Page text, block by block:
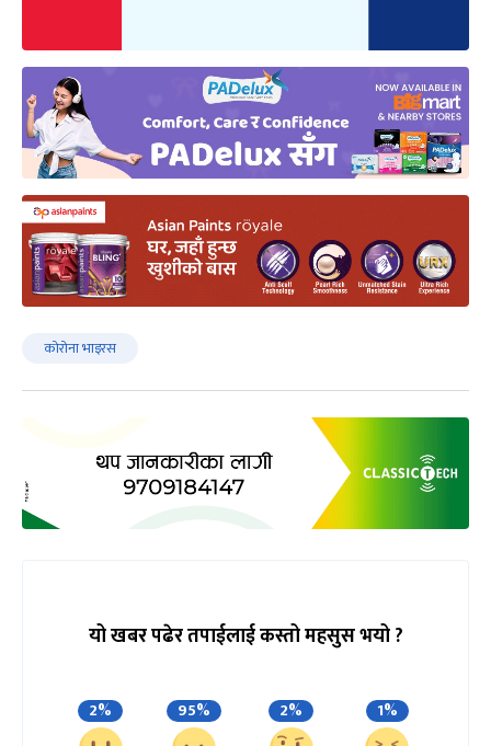
कोरोना भाइरस
यो खबर पढेर तपाईलाई कस्तो महसुस भयो ?
2% 95% 2% 1%